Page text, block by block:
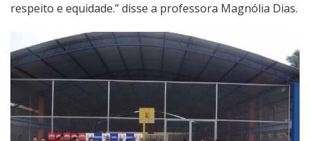
respeito e equidade.” disse a professora Magnólia Dias.